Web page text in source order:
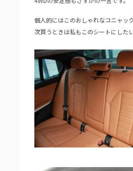
個人的にはこのおしゃれなコニャッ
次買うときは私もこのシートにした